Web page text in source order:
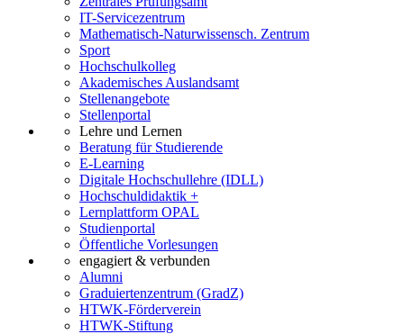
IT-Servicezentrum
Mathematisch-Naturwissensch. Zentrum
Sport
Hochschulkolleg
Akademisches Auslandsamt
Stellenangebote
Stellenportal
Lehre und Lernen
Beratung für Studierende
E-Learning
Digitale Hochschullehre (IDLL)
Hochschuldidaktik +
Lernplattform OPAL
Studienportal
Öffentliche Vorlesungen
engagiert & verbunden
Alumni
Graduiertenzentrum (GradZ)
HTWK-Förderverein
HTWK-Stiftung